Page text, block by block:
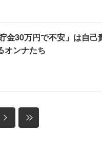
金30万円で不安」は自
オンナたち